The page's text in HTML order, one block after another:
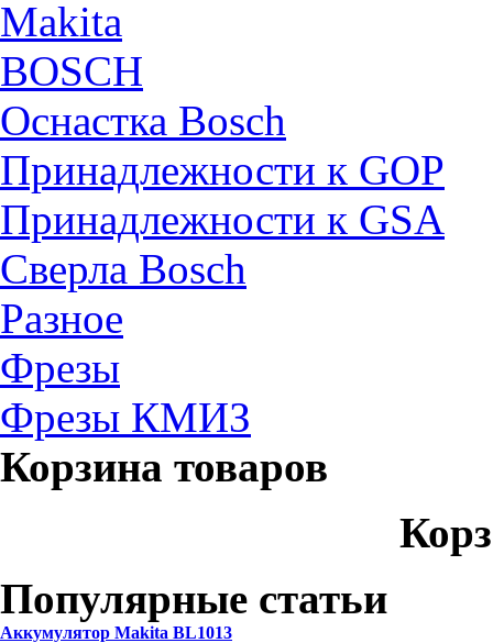
Makita
BOSCH
Оснастка Bosch
Принадлежности к GOP
Принадлежности к GSA
Сверла Bosch
Разное
Фрезы
Фрезы КМИЗ
Корзина товаров
Популярные статьи
Аккумулятор Makita BL1013